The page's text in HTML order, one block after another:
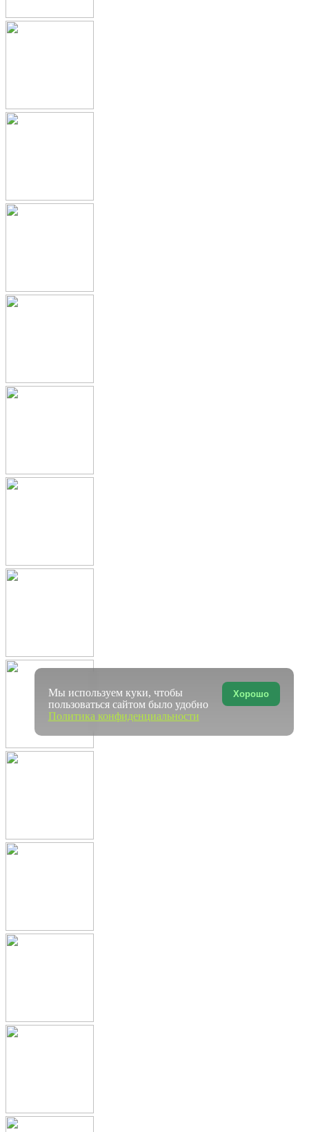
Хорошо
Мы используем куки, чтобы
пользоваться сайтом было удобно
Политика конфиденциальности